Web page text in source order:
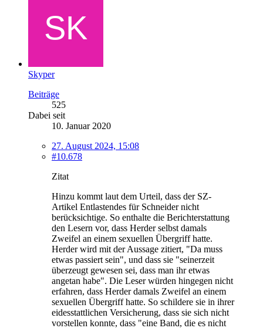
Skyper
Beiträge
525
Dabei seit
10. Januar 2020
27. August 2024, 15:08
#10.678
Zitat
Hinzu kommt laut dem Urteil, dass der SZ-
Artikel Entlastendes für Schneider nicht
berücksichtige. So enthalte die Berichterstattung
den Lesern vor, dass Herder selbst damals
Zweifel an einem sexuellen Übergriff hatte.
Herder wird mit der Aussage zitiert, "Da muss
etwas passiert sein", und dass sie "seinerzeit
überzeugt gewesen sei, dass man ihr etwas
angetan habe". Die Leser würden hingegen nicht
erfahren, dass Herder damals Zweifel an einem
sexuellen Übergriff hatte. So schildere sie in ihrer
eidesstattlichen Versicherung, dass sie sich nicht
vorstellen konnte, dass "eine Band, die es nicht